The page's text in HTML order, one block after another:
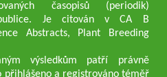
časopisů (periodik)
Je citován v CA B
Abstracts, Plant Breeding
výsledkům patří právně
přihlášeno a registrováno téměř